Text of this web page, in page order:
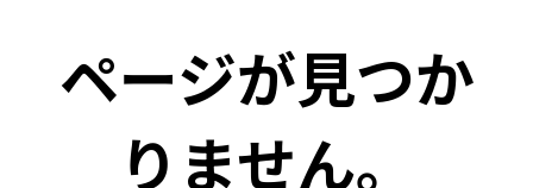
ページが見つか
りません。